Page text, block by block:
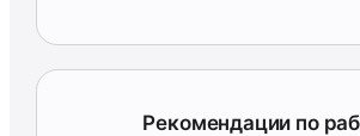
Рекомендации по